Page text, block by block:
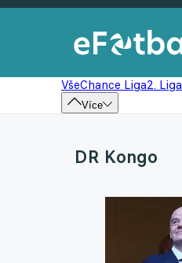
VšeChance Liga2. Liga
Více
DR Kongo